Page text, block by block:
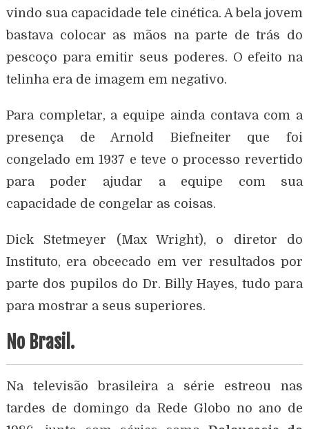
vindo sua capacidade tele cinética. A bela jovem
bastava colocar as mãos na parte de trás do
pescoço para emitir seus poderes. O efeito na
telinha era de imagem em negativo.
Para completar, a equipe ainda contava com a
presença de Arnold Biefneiter que foi
congelado em 1937 e teve o processo revertido
para poder ajudar a equipe com sua
capacidade de congelar as coisas.
Dick Stetmeyer (Max Wright), o diretor do
Instituto, era obcecado em ver resultados por
parte dos pupilos do Dr. Billy Hayes, tudo para
para mostrar a seus superiores.
No Brasil.
Na televisão brasileira a série estreou nas
tardes de domingo da Rede Globo no ano de